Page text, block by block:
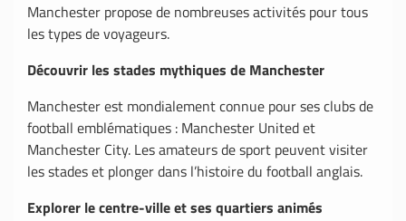
Manchester propose de nombreuses activités pour tous
les types de voyageurs.
Découvrir les stades mythiques de Manchester
Manchester est mondialement connue pour ses clubs de
football emblématiques : Manchester United et
Manchester City. Les amateurs de sport peuvent visiter
les stades et plonger dans l’histoire du football anglais.
Explorer le centre-ville et ses quartiers animés